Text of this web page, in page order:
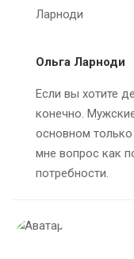
Ольга Ларноди
Если вы хотите
конечно.
основном
мне вопрос как
потребности.